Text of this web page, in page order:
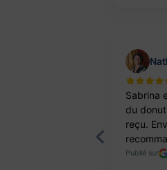
Sabrina
du
reçu.
Publié sur